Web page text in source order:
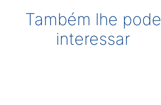
Também lhe pode
interessar